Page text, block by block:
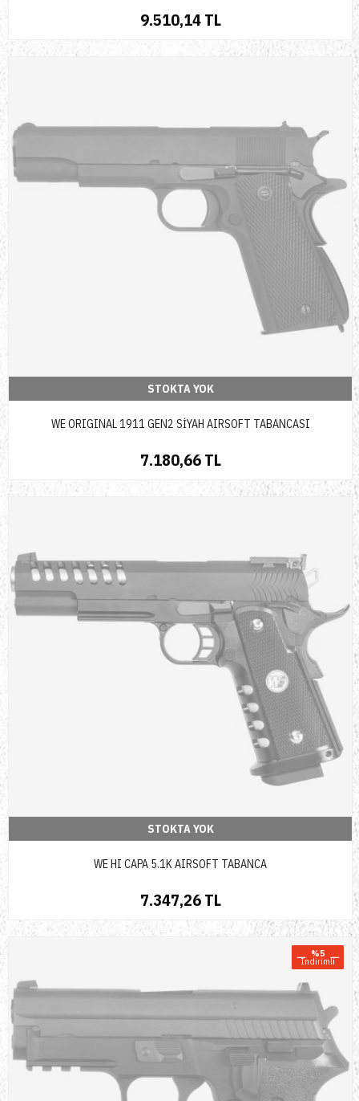
9.510,14 TL
STOKTA YOK
WE ORIGINAL 1911 GEN2 SİYAH AIRSOFT TABANCASI
7.180,66 TL
STOKTA YOK
WE HI CAPA 5.1K AIRSOFT TABANCA
7.347,26 TL
%5
Indirimli